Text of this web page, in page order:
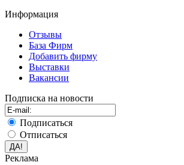
Информация
Отзывы
База Фирм
Добавить фирму
Выставки
Вакансии
Подписка на новости
Подписаться
Отписаться
Реклама